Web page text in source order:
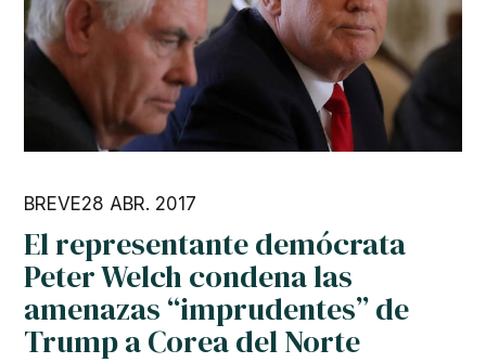
BREVE28 ABR. 2017
El representante demócrata
Peter Welch condena las
amenazas “imprudentes” de
Trump a Corea del Norte